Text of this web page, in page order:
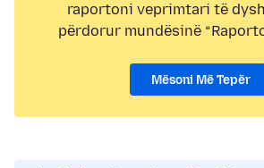
raportoni veprimtari të
përdorur mundësinë
Mësoni Më Tepër